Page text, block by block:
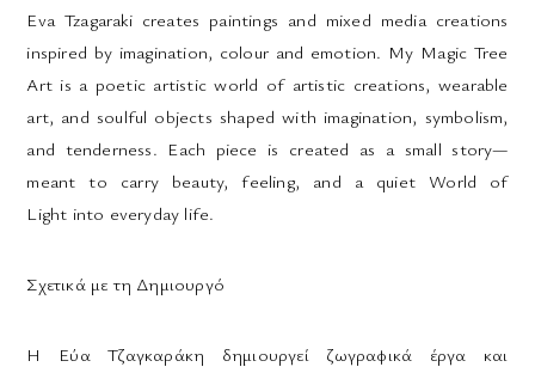
Eva Tzagaraki creates paintings and mixed media creations
inspired by imagination, colour and emotion. My Magic Tree
Art is a poetic artistic world of artistic creations, wearable
art, and soulful objects shaped with imagination, symbolism,
and tenderness. Each piece is created as a small story—
meant to carry beauty, feeling, and a quiet World of
Light into everyday life.
Σχετικά με τη Δημιουργό
Η Εύα Τζαγκαράκη δημιουργεί ζωγραφικά έργα και